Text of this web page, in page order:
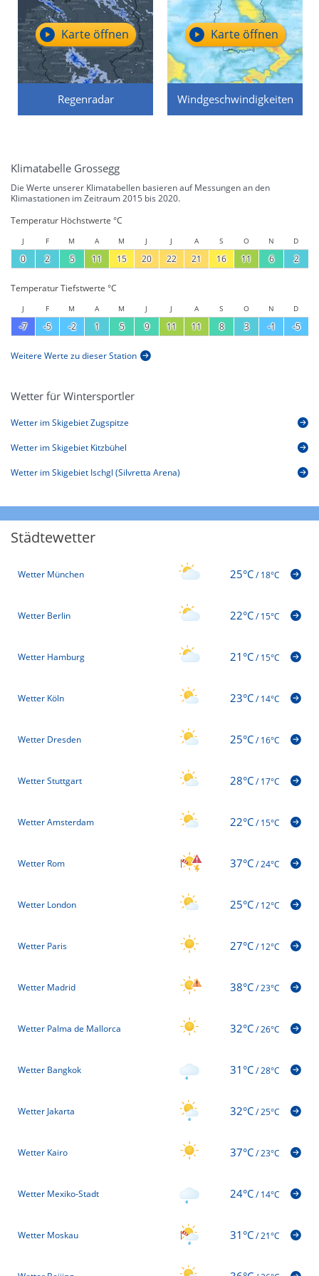
Regenradar
Karte öffnen
Windgeschwindigkeiten
Karte öffnen
Klimatabelle Grossegg
Die Werte unserer Klimatabellen basieren auf Messungen an den
Klimastationen im Zeitraum 2015 bis 2020.
Temperatur Höchstwerte °C
J F M A M J J A S O N D
0 2 5 11 15 20 22 21 16 11 6 2
Temperatur Tiefstwerte °C
J F M A M J J A S O N D
-7 -5 -2 1 5 9 11 11 8 3 -1 -5
Weitere Werte zu dieser Station
Wetter für Wintersportler
Wetter im Skigebiet Zugspitze
Wetter im Skigebiet Kitzbühel
Wetter im Skigebiet Ischgl (Silvretta Arena)
Städtewetter
Wetter München 25°C/18°C
Wetter Berlin 22°C/15°C
Wetter Hamburg 21°C/15°C
Wetter Köln 23°C/14°C
Wetter Dresden 25°C/16°C
Wetter Stuttgart 28°C/17°C
Wetter Amsterdam 22°C/15°C
Wetter Rom 37°C/24°C
Wetter London 25°C/12°C
Wetter Paris 27°C/12°C
Wetter Madrid 38°C/23°C
Wetter Palma de Mallorca 32°C/26°C
Wetter Bangkok 31°C/28°C
Wetter Jakarta 32°C/25°C
Wetter Kairo 37°C/23°C
Wetter Mexiko-Stadt 24°C/14°C
Wetter Moskau 31°C/21°C